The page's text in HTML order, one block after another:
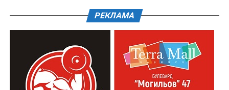
РЕКЛАМА